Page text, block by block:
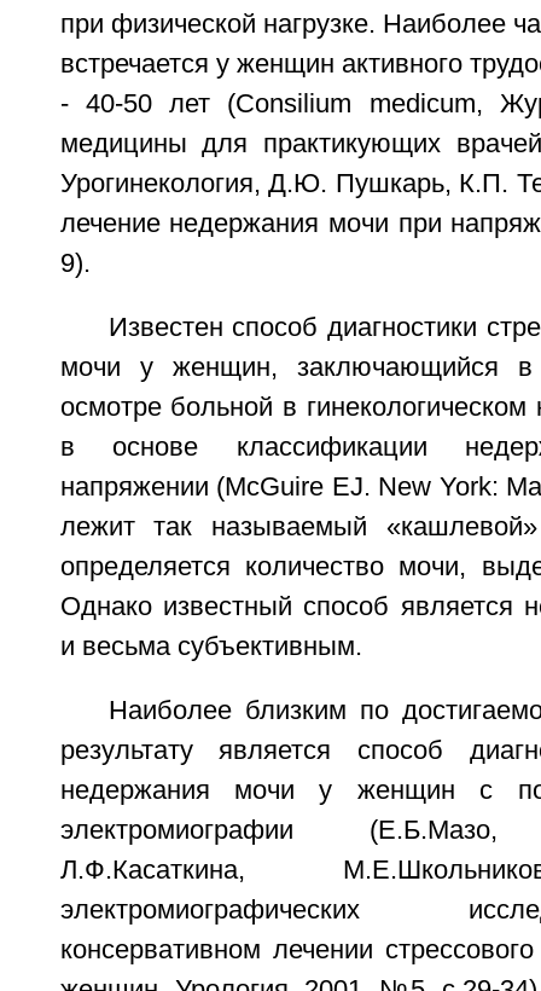
при физической нагрузке. Наиболее
встречается у женщин активного
- 40-50 лет (Consilium medicum,
медицины для практикующих
Урогинекология, Д.Ю. Пушкарь, К.П.
лечение недержания мочи при
9).
Известен способ диагностики
мочи у женщин, заключающийся
осмотре больной в гинекологическом
в основе классификации
напряжении (McGuire EJ. New York:
лежит так называемый
определяется количество мочи,
Однако известный способ является
и весьма субъективным.
Наиболее близким по
результату является способ
недержания мочи у женщин с
электромиографии (Е.Б.Мазо,
Л.Ф.Касаткина,
электромиографических
консервативном лечении